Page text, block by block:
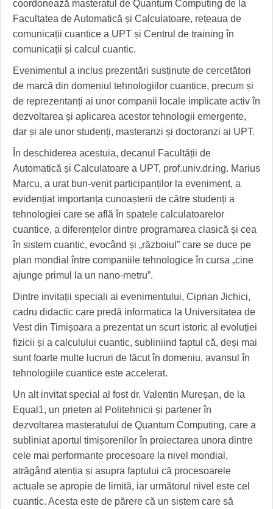
coordonează masteratul de Quantum Computing de la
Facultatea de Automatică și Calculatoare, rețeaua de
comunicații cuantice a UPT și Centrul de training în
comunicații și calcul cuantic.
Evenimentul a inclus prezentări susținute de cercetători
de marcă din domeniul tehnologiilor cuantice, precum și
de reprezentanți ai unor companii locale implicate activ în
dezvoltarea și aplicarea acestor tehnologii emergente,
dar și ale unor studenți, masteranzi și doctoranzi ai UPT.
În deschiderea acestuia, decanul Facultății de
Automatică și Calculatoare a UPT, prof.univ.dr.ing. Marius
Marcu, a urat bun-venit participanților la eveniment, a
evidențiat importanța cunoașterii de către studenți a
tehnologiei care se află în spatele calculatoarelor
cuantice, a diferențelor dintre programarea clasică și cea
în sistem cuantic, evocând și „războiul” care se duce pe
plan mondial între companiile tehnologice în cursa „cine
ajunge primul la un nano-metru”.
Dintre invitații speciali ai evenimentului, Ciprian Jichici,
cadru didactic care predă informatica la Universitatea de
Vest din Timișoara a prezentat un scurt istoric al evoluției
fizicii și a calculului cuantic, subliniind faptul că, deși mai
sunt foarte multe lucruri de făcut în domeniu, avansul în
tehnologiile cuantice este accelerat.
Un alt invitat special al fost dr. Valentin Mureșan, de la
Equal1, un prieten al Politehnicii și partener în
dezvoltarea masteratului de Quantum Computing, care a
subliniat aportul timișorenilor în proiectarea unora dintre
cele mai performante procesoare la nivel mondial,
atrăgând atenția și asupra faptului că procesoarele
actuale se apropie de limită, iar următorul nivel este cel
cuantic. Acesta este de părere că un sistem care să